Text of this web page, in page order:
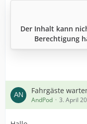
Der Inhalt kann
Berechtigung
Fahrgäste
AndPod 3. April